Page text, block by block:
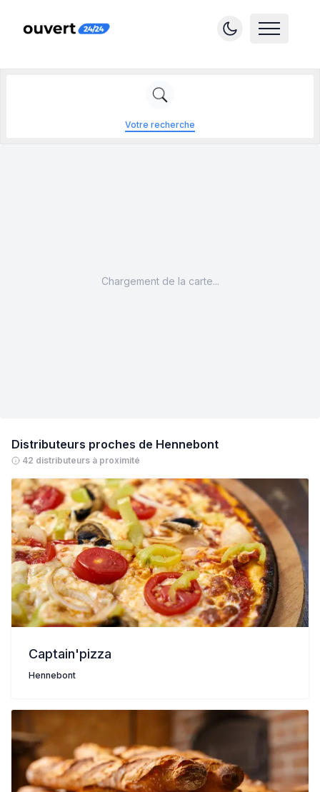
Votre recherche
Distributeurs proches de Hennebont
42 distributeurs à proximité
Captain'pizza
Hennebont
Chargement de la carte...